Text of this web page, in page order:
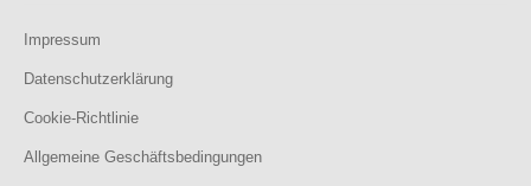
Impressum
Datenschutzerklärung
Cookie-Richtlinie
Allgemeine Geschäftsbedingungen